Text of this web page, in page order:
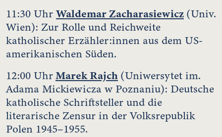
11:30 Uhr Waldemar Zacharasiewicz (Univ.
Wien): Zur Rolle und Reichweite
katholischer Erzähler:innen aus dem US-
amerikanischen Süden.
12:00 UhrMarek Rajch (Uniwersytet im.
Adama Mickiewicza w Poznaniu): Deutsche
katholische Schriftsteller und die
literarische Zensur in der Volksrepublik
Polen 1945–1955.